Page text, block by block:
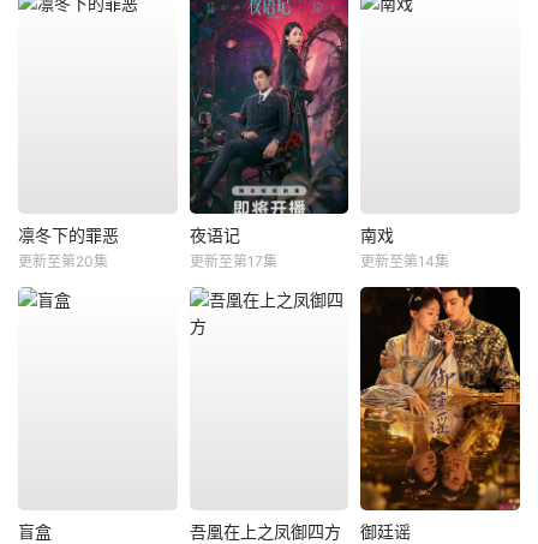
凛冬下的罪恶
更新至第20集
夜语记
更新至第17集
南戏
更新至第14集
盲盒 吾凰在上之凤御四方 御廷谣